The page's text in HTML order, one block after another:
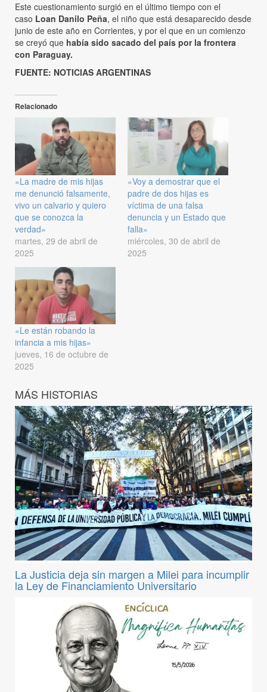
Este cuestionamiento surgió en el último tiempo con el
caso Loan Danilo Peña, el niño que está desaparecido desde
junio de este año en Corrientes, y por el que en un comienzo
se creyó que había sido sacado del país por la frontera
con Paraguay.
FUENTE: NOTICIAS ARGENTINAS
Relacionado
«La madre de mis hijas
me denunció falsamente,
vivo un calvario y quiero
que se conozca la
verdad»
martes, 29 de abril de
2025
«Voy a demostrar que el
padre de dos hijas es
víctima de una falsa
denuncia y un Estado que
falla»
miércoles, 30 de abril de
2025
«Le están robando la
infancia a mis hijas»
jueves, 16 de octubre de
2025
MÁS HISTORIAS
La Justicia deja sin margen a Milei para incumplir
la Ley de Financiamiento Universitario